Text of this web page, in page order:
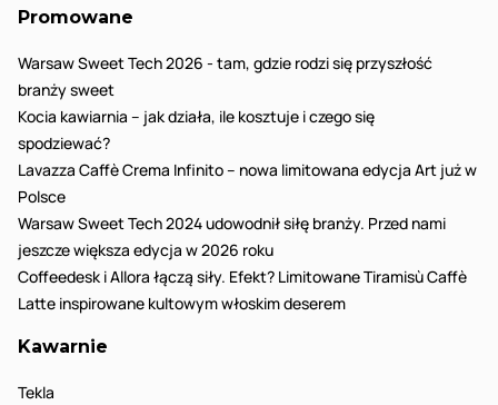
Promowane
Warsaw Sweet Tech 2026 - tam, gdzie rodzi się przyszłość
branży sweet
Kocia kawiarnia – jak działa, ile kosztuje i czego się
spodziewać?
Lavazza Caffè Crema Infinito – nowa limitowana edycja Art już w
Polsce
Warsaw Sweet Tech 2024 udowodnił siłę branży. Przed nami
jeszcze większa edycja w 2026 roku
Coffeedesk i Allora łączą siły. Efekt? Limitowane Tiramisù Caffè
Latte inspirowane kultowym włoskim deserem
Kawarnie
Tekla